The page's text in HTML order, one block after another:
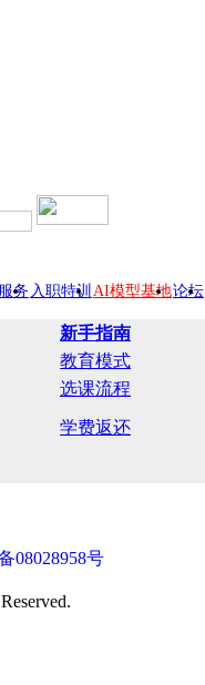
务 入职特训 AI模型基地论坛
新手指南
教育模式
选课流程
学费返还
08028958号